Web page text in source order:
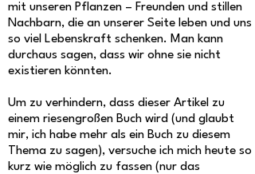
mit unseren Pflanzen – Freunden und stillen
Nachbarn, die an unserer Seite leben und uns
so viel Lebenskraft schenken. Man kann
durchaus sagen, dass wir ohne sie nicht
existieren könnten.
Um zu verhindern, dass dieser Artikel zu
einem riesengroßen Buch wird (und glaubt
mir, ich habe mehr als ein Buch zu diesem
Thema zu sagen), versuche ich mich heute so
kurz wie möglich zu fassen (nur das